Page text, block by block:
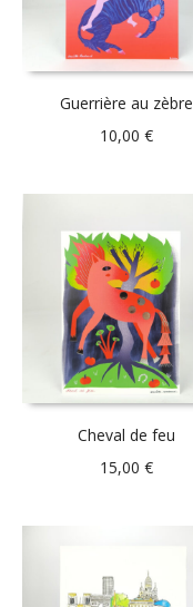
Guerrière au zèbre
10,00 €
Cheval de feu
15,00 €